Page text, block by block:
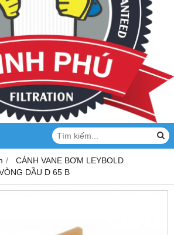
CÁNH VANE BƠM LEYBOLD
DẦU D 65 B